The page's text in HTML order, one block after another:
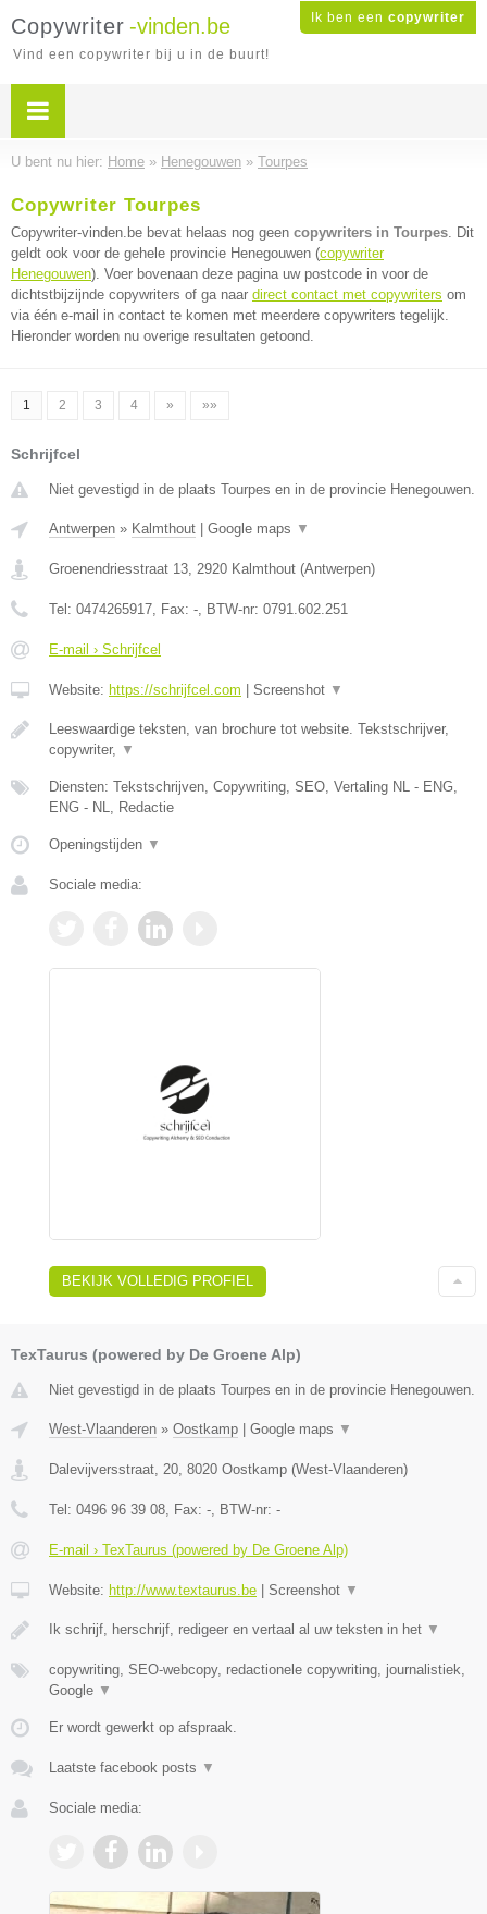
Ik ben een copywriter
Copywriter -vinden.be
Vind een copywriter bij u in de buurt!
U bent nu hier: Home » Henegouwen » Tourpes
Copywriter Tourpes
Copywriter-vinden.be bevat helaas nog geen copywriters in Tourpes. Dit
geldt ook voor de gehele provincie Henegouwen (copywriter
Henegouwen). Voer bovenaan deze pagina uw postcode in voor de
dichtstbijzijnde copywriters of ga naar direct contact met copywriters om
via één e-mail in contact te komen met meerdere copywriters tegelijk.
Hieronder worden nu overige resultaten getoond.
1 2 3 4 » »»
Schrijfcel
Niet gevestigd in de plaats Tourpes en in de provincie Henegouwen.
Antwerpen » Kalmthout Google maps ▼
Groenendriesstraat 13, 2920 Kalmthout (Antwerpen)
Tel: 0474265917, Fax: -, BTW-nr: 0791.602.251
E-mail › Schrijfcel
Website: https://schrijfcel.com Screenshot ▼
Leeswaardige teksten, van brochure tot website. Tekstschrijver,
copywriter, ▼
Diensten: Tekstschrijven, Copywriting, SEO, Vertaling NL - ENG,
ENG - NL, Redactie
Openingstijden ▼
Sociale media:
BEKIJK VOLLEDIG PROFIEL
TexTaurus (powered by De Groene Alp)
Niet gevestigd in de plaats Tourpes en in de provincie Henegouwen.
West-Vlaanderen » Oostkamp Google maps ▼
Dalevijversstraat, 20, 8020 Oostkamp (West-Vlaanderen)
Tel: 0496 96 39 08, Fax: -, BTW-nr: -
E-mail › TexTaurus (powered by De Groene Alp)
Website: http://www.textaurus.be Screenshot ▼
Ik schrijf, herschrijf, redigeer en vertaal al uw teksten in het ▼
copywriting, SEO-webcopy, redactionele copywriting, journalistiek,
Google ▼
Er wordt gewerkt op afspraak.
Laatste facebook posts ▼
Sociale media: